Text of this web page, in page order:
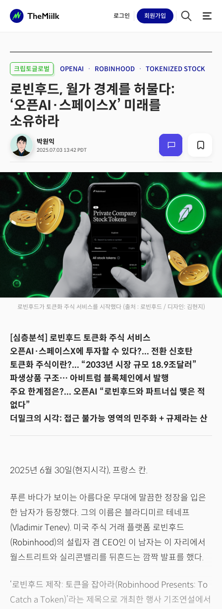
로그인 회원가입
크립토글로벌 OPENAI ROBINHOOD TOKENIZED STOCK
로빈후드, 월가 경계를 허물다:
‘오픈AI·스페이스X’ 미래를
소유하라
박원익
2025.07.03 13:42 PDT
로빈후드가 토큰화 주식 서비스를 시작했다 (출처 : 로빈후드 / 디자인: 김현지)
[심층분석] 로빈후드 토큰화 주식 서비스
오픈AI·스페이스X에 투자할 수 있다?... 전환 신호탄
토큰화 주식이란?... “2033년 시장 규모 18.9조달러”
파생상품 구조… 아비트럼 블록체인에서 발행
주요 한계점은?... 오픈AI “로빈후드와 파트너십 맺은 적
없다”
더밀크의 시각: 접근 불가능 영역의 민주화 + 규제라는 산
2025년 6월 30일(현지시각), 프랑스 칸.
푸른 바다가 보이는 아름다운 무대에 말끔한 정장을 입은
한 남자가 등장했다. 그의 이름은 블라디미르 테네프
(Vladimir Tenev). 미국 주식 거래 플랫폼 로빈후드
(Robinhood)의 설립자 겸 CEO인 이 남자는 이 자리에서
월스트리트와 실리콘밸리를 뒤흔드는 깜짝 발표를 했다.
‘로빈후드 제작: 토큰을 잡아라(Robinhood Presents: To
Catch a Token)’라는 제목으로 개최한 행사 기조연설에서